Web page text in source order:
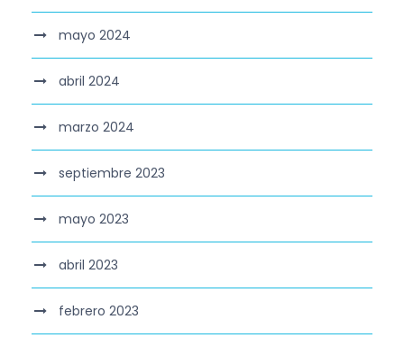
mayo 2024
abril 2024
marzo 2024
septiembre 2023
mayo 2023
abril 2023
febrero 2023